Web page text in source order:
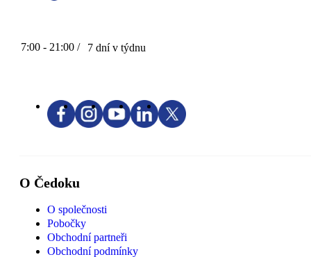
7:00 - 21:00 / 7 dní v týdnu
O Čedoku
O společnosti
Pobočky
Obchodní partneři
Obchodní podmínky